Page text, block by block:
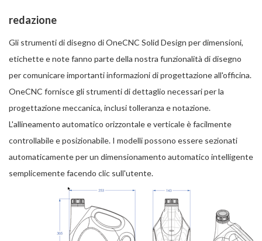
redazione
Gli strumenti di disegno di OneCNC Solid Design per dimensioni,
etichette e note fanno parte della nostra funzionalità di disegno
per comunicare importanti informazioni di progettazione all'officina.
OneCNC fornisce gli strumenti di dettaglio necessari per la
progettazione meccanica, inclusi tolleranza e notazione.
L'allineamento automatico orizzontale e verticale è facilmente
controllabile e posizionabile. I modelli possono essere sezionati
automaticamente per un dimensionamento automatico intelligente
semplicemente facendo clic sull'utente.